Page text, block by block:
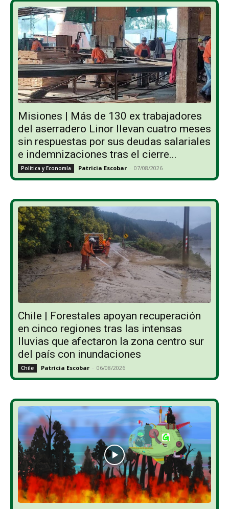
Misiones | Más de 130 ex trabajadores
del aserradero Linor llevan cuatro meses
sin respuestas por sus deudas salariales
e indemnizaciones tras el cierre...
Política y Economía Patricia Escobar - 07/08/2026
Chile | Forestales apoyan recuperación
en cinco regiones tras las intensas
lluvias que afectaron la zona centro sur
del país con inundaciones
Chile Patricia Escobar - 06/08/2026